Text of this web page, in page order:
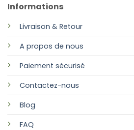
Informations
Livraison & Retour
A propos de nous
Paiement sécurisé
Contactez-nous
Blog
FAQ